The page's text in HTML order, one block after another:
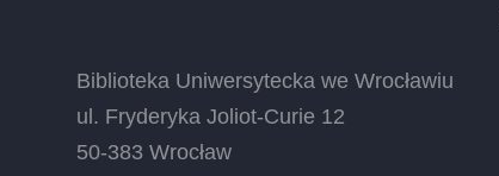
Biblioteka Uniwersytecka we Wrocławiu
ul. Fryderyka Joliot-Curie 12
50-383 Wrocław